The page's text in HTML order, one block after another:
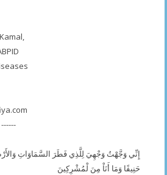
إِنِّي وَجَّهْتُ وَجْهِيَ لِلَّذِي فَطَرَ السَّمَاوَاتِ
حَنِيفًا وَمَا أَنَاْ مِنَ لْمُشْرِكِينَ